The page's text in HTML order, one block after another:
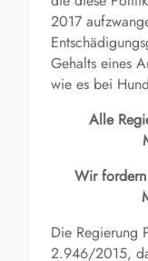
2017
Gehalts eines
wie es bei
Alle
Wir
Die Regierung
2.946/2015,